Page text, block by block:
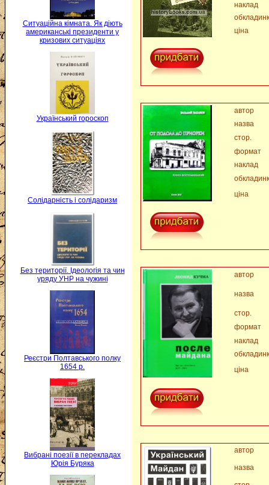
Ситуаційна кімната. Як діють
американські президенти у
кризових ситуаціях
Український гороскоп
Солідарність і солідаризм
Без території. Ідеологія та чин
уряду УНР на чужині
Реєстри Полтавського полку
1654 р.
Вибрані поезії в перекладах
Юрія Буряка
наклад
ціна
автор
назва
стор.
формат
наклад
ціна
автор
назва
стор.
формат
наклад
ціна
автор
назва